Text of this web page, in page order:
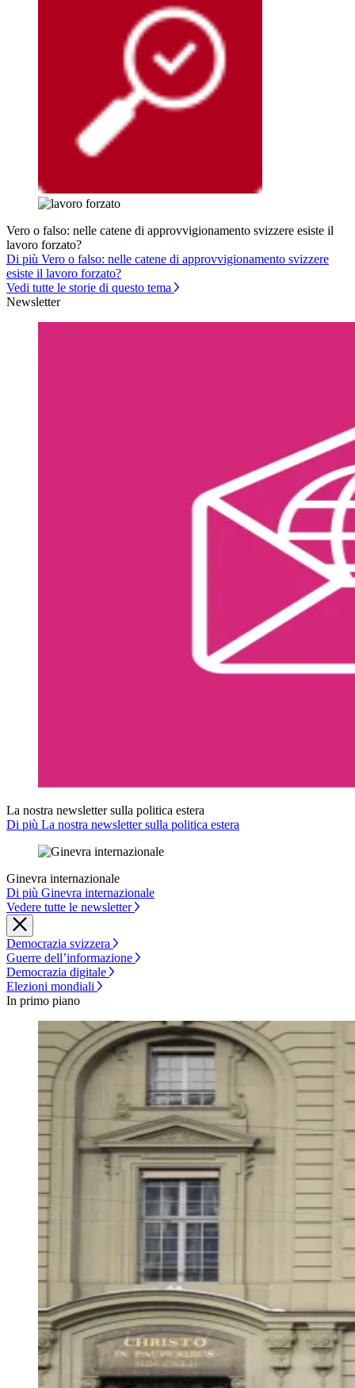
Vero o falso: nelle catene di approvvigionamento svizzere esiste il
lavoro forzato?
Di più Vero o falso: nelle catene di approvvigionamento svizzere
esiste il lavoro forzato?
Vedi tutte le storie di questo tema
Newsletter
La nostra newsletter sulla politica estera
Di più La nostra newsletter sulla politica estera
Ginevra internazionale
Di più Ginevra internazionale
Vedere tutte le newsletter
Democrazia svizzera
Guerre dell’informazione
Democrazia digitale
Elezioni mondiali
In primo piano